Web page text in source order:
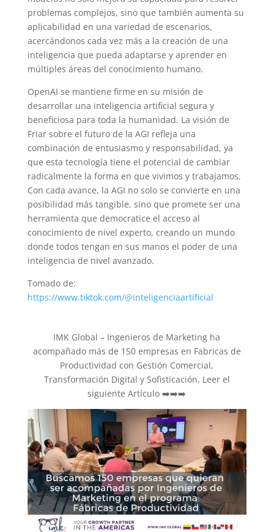
problemas complejos, sino que también aumenta su
aplicabilidad en una variedad de escenarios,
acercándonos cada vez más a la creación de una
inteligencia que pueda adaptarse y aprender en
múltiples áreas del conocimiento humano.
OpenAI se mantiene firme en su misión de
desarrollar una inteligencia artificial segura y
beneficiosa para toda la humanidad. La visión de
Friar sobre el futuro de la AGI refleja una
combinación de entusiasmo y responsabilidad, ya
que esta tecnología tiene el potencial de cambiar
radicalmente la forma en que vivimos y trabajamos.
Con cada avance, la AGI no solo se convierte en una
posibilidad más tangible, sino que promete ser una
herramienta que democratice el acceso al
conocimiento de nivel experto, creando un mundo
donde todos tengan en sus manos el poder de una
inteligencia de nivel avanzado.
Tomado de:
https://www.tiktok.com/@inteligenciaartificial
IMK Global – Ingenieros de Marketing ha
acompañado más de 150 empresas en Fabricas de
Productividad con Gestión Comercial,
Transformación Digital y Sofisticación, Leer el
siguiente Artículo ➡️➡️➡️